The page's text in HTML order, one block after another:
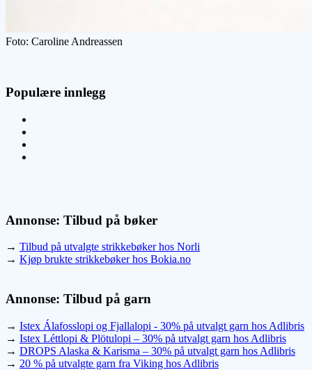
Foto: Caroline Andreassen
Populære innlegg
Annonse: Tilbud på bøker
→ Tilbud på utvalgte strikkebøker hos Norli
→ Kjøp brukte strikkebøker hos Bokia.no
Annonse: Tilbud på garn
→ Istex Álafosslopi og Fjallalopi - 30% på utvalgt garn hos Adlibris
→ Istex Léttlopi & Plötulopi – 30% på utvalgt garn hos Adlibris
→ DROPS Alaska & Karisma – 30% på utvalgt garn hos Adlibris
→ 20 % på utvalgte garn fra Viking hos Adlibris